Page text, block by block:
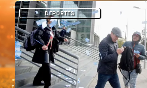
DEPORTES